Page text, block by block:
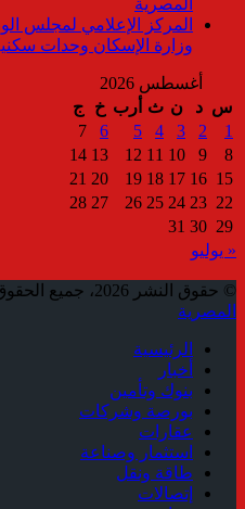
المركز الإعلامي لمجلس
وزارة الإسكان وحدات سكنية
أغسطس 2026
س د ن ث أرب خ
ج
1
2
3
4
5
6
7
8
9
10
11
12
13
14
15
16
17
18
19
20
21
22
23
24
25
26
27
28
29
30
31
« يوليو
© حقوق النشر 2026، جميع الحقوق محفوظة |
المصرية
الرئيسية
أخبار
بنوك وتأمين
بورصة وشركات
عقارات
استثمار وصناعة
طاقة ونقل
إتصالات